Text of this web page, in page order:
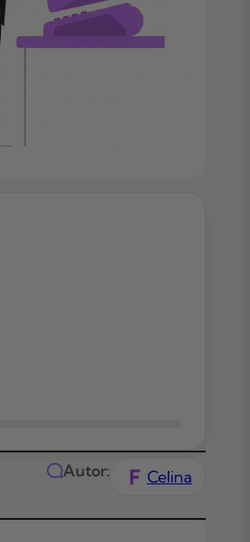
Autor: Celina